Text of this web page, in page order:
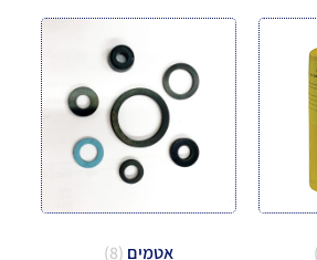
אטמים (8)